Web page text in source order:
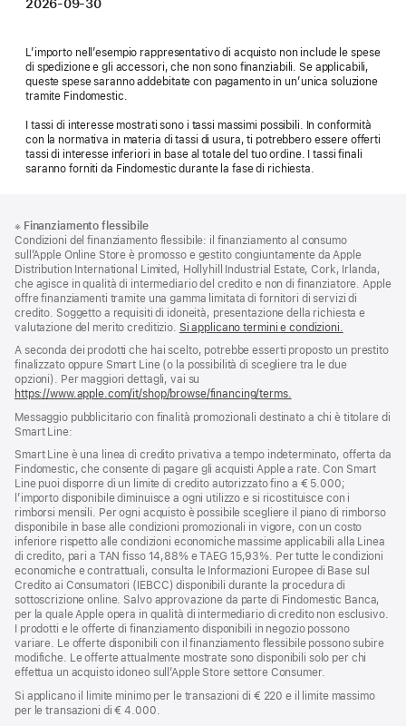
2026-09-30
L’importo nell’esempio rappresentativo di acquisto non include le spese
di spedizione e gli accessori, che non sono finanziabili. Se applicabili,
queste spese saranno addebitate con pagamento in un’unica soluzione
tramite Findomestic.
I tassi di interesse mostrati sono i tassi massimi possibili. In conformità
con la normativa in materia di tassi di usura, ti potrebbero essere offerti
tassi di interesse inferiori in base al totale del tuo ordine. I tassi finali
saranno forniti da Findomestic durante la fase di richiesta.
di
pagina
a
piè
di
pagina
※ Finanziamento flessibile
Condizioni del finanziamento flessibile: il finanziamento al consumo
sull’Apple Online Store è promosso e gestito congiuntamente da Apple
Distribution International Limited, Hollyhill Industrial Estate, Cork, Irlanda,
che agisce in qualità di intermediario del credito e non di finanziatore. Apple
offre finanziamenti tramite una gamma limitata di fornitori di servizi di
credito. Soggetto a requisiti di idoneità, presentazione della richiesta e
valutazione del merito creditizio. Si applicano termini e condizioni.
A seconda dei prodotti che hai scelto, potrebbe esserti proposto un prestito
finalizzato oppure Smart Line (o la possibilità di scegliere tra le due
opzioni). Per maggiori dettagli, vai su
https://www.apple.com/it/shop/browse/financing/terms.
Messaggio pubblicitario con finalità promozionali destinato a chi è titolare di
Smart Line:
Smart Line è una linea di credito privativa a tempo indeterminato, offerta da
Findomestic, che consente di pagare gli acquisti Apple a rate. Con Smart
Line puoi disporre di un limite di credito autorizzato fino a € 5.000;
l’importo disponibile diminuisce a ogni utilizzo e si ricostituisce con i
rimborsi mensili. Per ogni acquisto è possibile scegliere il piano di rimborso
disponibile in base alle condizioni promozionali in vigore, con un costo
inferiore rispetto alle condizioni economiche massime applicabili alla Linea
di credito, pari a TAN fisso 14,88% e TAEG 15,93%. Per tutte le condizioni
economiche e contrattuali, consulta le Informazioni Europee di Base sul
Credito ai Consumatori (IEBCC) disponibili durante la procedura di
sottoscrizione online. Salvo approvazione da parte di Findomestic Banca,
per la quale Apple opera in qualità di intermediario di credito non esclusivo.
I prodotti e le offerte di finanziamento disponibili in negozio possono
variare. Le offerte disponibili con il finanziamento flessibile possono subire
modifiche. Le offerte attualmente mostrate sono disponibili solo per chi
effettua un acquisto idoneo sull’Apple Store settore Consumer.
Si applicano il limite minimo per le transazioni di € 220 e il limite massimo
per le transazioni di € 4.000.